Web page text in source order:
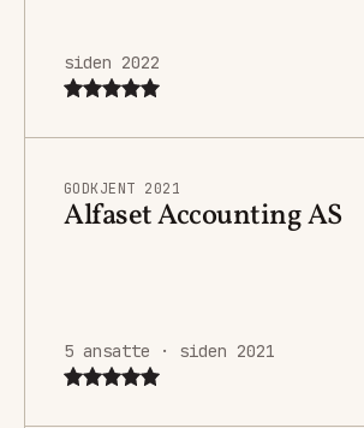
siden 2022
GODKJENT 2021
Alfaset Accounting AS
5 ansatte · siden 2021